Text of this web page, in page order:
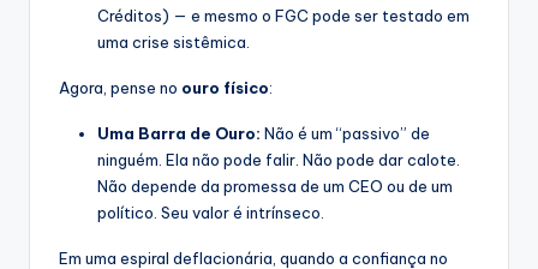
Créditos) — e mesmo o FGC pode ser testado em
uma crise sistêmica.
Agora, pense no ouro físico:
Uma Barra de Ouro: Não é um “passivo” de
ninguém. Ela não pode falir. Não pode dar calote.
Não depende da promessa de um CEO ou de um
político. Seu valor é intrínseco.
Em uma espiral deflacionária, quando a confiança no